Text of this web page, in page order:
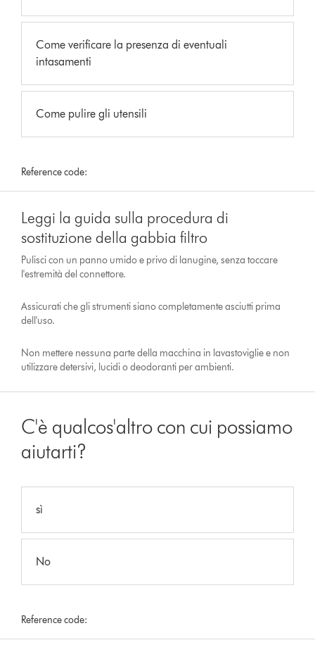
Come verificare la presenza di eventuali
intasamenti
Come pulire gli utensili
Reference code:
Leggi la guida sulla procedura di
sostituzione della gabbia filtro
Pulisci con un panno umido e privo di lanugine, senza toccare
l'estremità del connettore.
Assicurati che gli strumenti siano completamente asciutti prima
dell'uso.
Non mettere nessuna parte della macchina in lavastoviglie e non
utilizzare detersivi, lucidi o deodoranti per ambienti.
C'è qualcos'altro con cui possiamo
aiutarti?
sì
No
Reference code: